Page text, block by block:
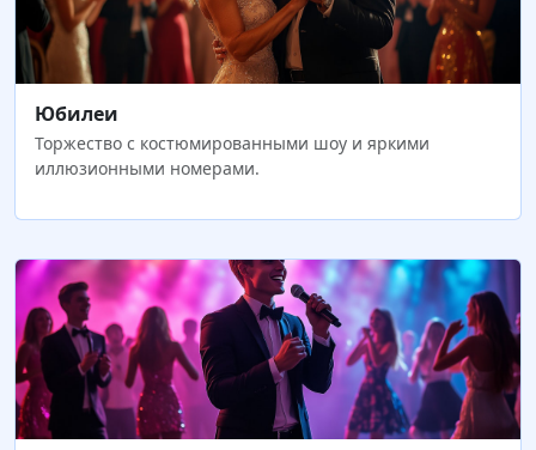
Юбилеи
Торжество с костюмированными шоу и яркими
иллюзионными номерами.